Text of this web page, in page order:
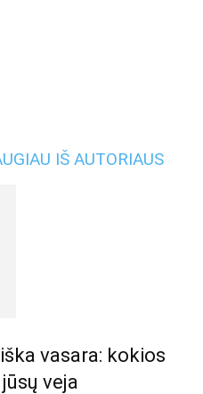
IŠ AUTORIAUS
vasara: kokios
veja